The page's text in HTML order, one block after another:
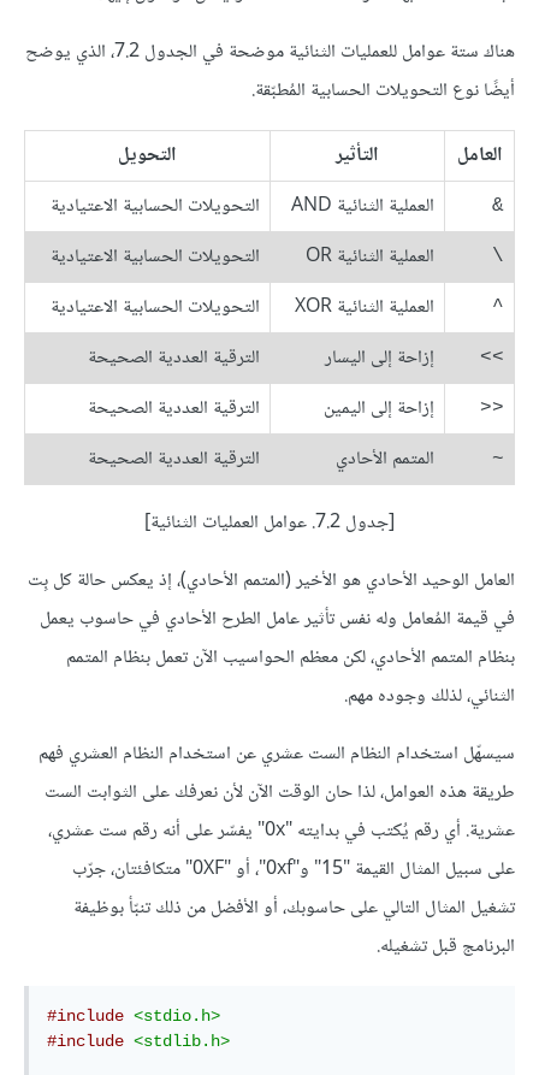
هناك ستة عوامل للعمليات الثنائية موضحة في الجدول 7.2، الذي يوضح
أيضًا نوع التحويلات الحسابية المُطبّقة.
العامل
التأثير التحويل
& العملية الثنائية AND التحويلات الحسابية الاعتيادية
\ العملية الثنائية OR التحويلات الحسابية الاعتيادية
^ العملية الثنائية XOR التحويلات الحسابية الاعتيادية
>> إزاحة إلى اليسار الترقية العددية الصحيحة
<< إزاحة إلى اليمين الترقية العددية الصحيحة
~ المتمم الأحادي
الترقية العددية الصحيحة
[جدول 7.2. عوامل العمليات الثنائية]
العامل الوحيد الأحادي هو الأخير (المتمم الأحادي)، إذ يعكس حالة كل بِت
في قيمة المُعامل وله نفس تأثير عامل الطرح الأحادي في حاسوب يعمل
بنظام المتمم الأحادي، لكن معظم الحواسيب الآن تعمل بنظام المتمم
الثنائي، لذلك وجوده مهم.
سيسهّل استخدام النظام الست عشري عن استخدام النظام العشري فهم
طريقة هذه العوامل، لذا حان الوقت الآن لأن نعرفك على الثوابت الست
عشرية. أي رقم يُكتب في بدايته "0x" يفسّر على أنه رقم ست عشري،
على سبيل المثال القيمة "15" و"0xf"، أو "0XF" متكافئتان، جرّب
تشغيل المثال التالي على حاسوبك، أو الأفضل من ذلك تنبّأ بوظيفة
البرنامج قبل تشغيله.
#include <stdio.h>
#include <stdlib.h>